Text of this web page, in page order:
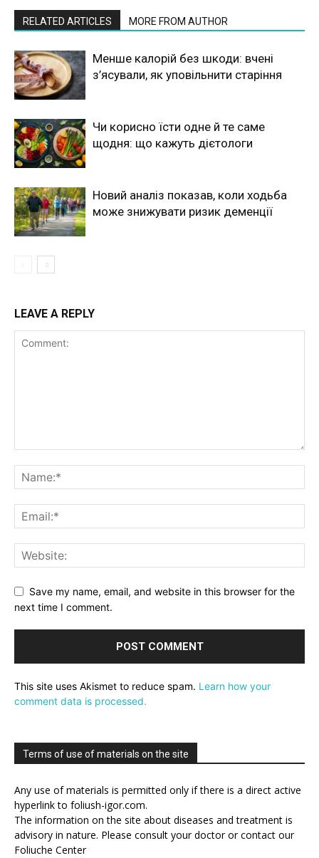
RELATED ARTICLES MORE FROM AUTHOR
Менше калорій без шкоди: вчені
з’ясували, як уповільнити старіння
Чи корисно їсти одне й те саме
щодня: що кажуть дієтологи
Новий аналіз показав, коли ходьба
може знижувати ризик деменції
LEAVE A REPLY
Save my name, email, and website in this browser for the
next time I comment.
This site uses Akismet to reduce spam. Learn how your
comment data is processed.
Terms of use of materials on the site
Any use of materials is permitted only if there is a direct active
hyperlink to foliush-igor.com.
The information on the site about diseases and treatment is
advisory in nature. Please consult your doctor or contact our
Foliuche Center